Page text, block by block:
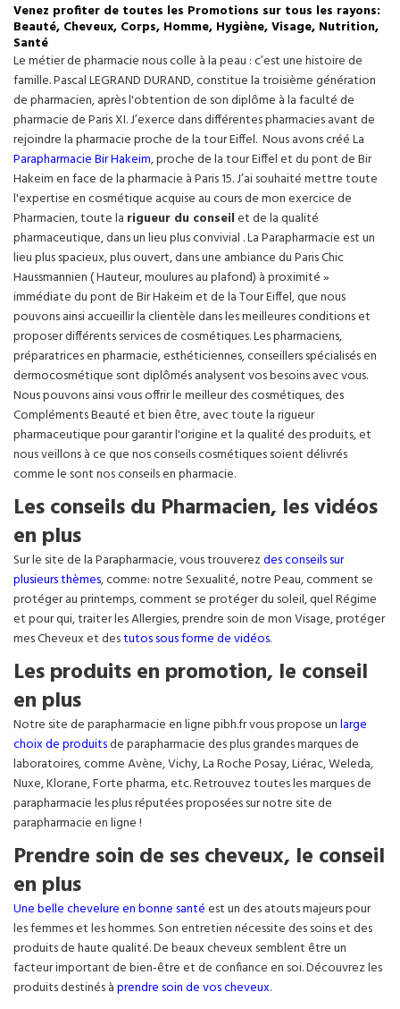
Venez profiter de toutes les Promotions sur tous les rayons:
Beauté, Cheveux, Corps, Homme, Hygiène, Visage, Nutrition,
Santé
Le métier de pharmacie nous colle à la peau : c’est une histoire de
famille. Pascal LEGRAND DURAND, constitue la troisième génération
de pharmacien, après l'obtention de son diplôme à la faculté de
pharmacie de Paris XI. J’exerce dans différentes pharmacies avant de
rejoindre la pharmacie proche de la tour Eiffel. Nous avons créé La
Parapharmacie Bir Hakeim, proche de la tourEiffelet du pont de Bir
Hakeim en face de la pharmacie à Paris 15. J’ai souhaité mettre toute
l'expertise en cosmétique acquise au cours de mon exercice de
Pharmacien, toute la rigueur du conseilet de la qualité
pharmaceutique, dans un lieu plus convivial . La Parapharmacie est un
lieu plus spacieux, plus ouvert, dans une ambiance du Paris Chic
Haussmannien ( Hauteur, moulures au plafond) à proximité »
immédiate du pont de Bir Hakeim et de la Tour Eiffel, que nous
pouvons ainsi accueillir la clientèle dans les meilleures conditions et
proposer différents services de cosmétiques. Les pharmaciens,
préparatrices en pharmacie, esthéticiennes, conseillers spécialisés en
dermocosmétique sont diplômés analysent vos besoins avec vous.
Nous pouvons ainsi vous offrir le meilleur des cosmétiques, des
Compléments Beauté et bien être, avec toute la rigueur
pharmaceutique pour garantir l'origine et la qualité des produits, et
nous veillons à ce que nos conseils cosmétiques soient délivrés
comme le sont nos conseils en pharmacie.
Les conseils du Pharmacien, les vidéos
en plus
Sur le site de la Parapharmacie, vous trouverezdes conseils sur
plusieurs thèmes, comme: notre Sexualité, notre Peau, comment se
protéger au printemps, comment se protéger du soleil, quel Régime
et pour qui, traiter les Allergies, prendre soin de mon Visage, protéger
mes Cheveux et destutos sous forme de vidéos.
Les produits en promotion, le conseil
en plus
Notre site de parapharmacie en ligne pibh.fr vous propose unlarge
choix de produitsde parapharmacie des plus grandes marques de
laboratoires, comme Avène, Vichy, La Roche Posay, Liérac, Weleda,
Nuxe, Klorane, Forte pharma, etc. Retrouvez toutes les marques de
parapharmacie les plus réputées proposées sur notre site de
parapharmacie en ligne !
Prendre soin de ses cheveux, le conseil
en plus
Une belle chevelure en bonne santéest un des atouts majeurs pour
les femmes et les hommes. Son entretien nécessite des soins et des
produits de haute qualité. De beaux cheveux semblent être un
facteur important de bien-être et de confiance en soi. Découvrez les
produits destinés àprendre soin de vos cheveux.